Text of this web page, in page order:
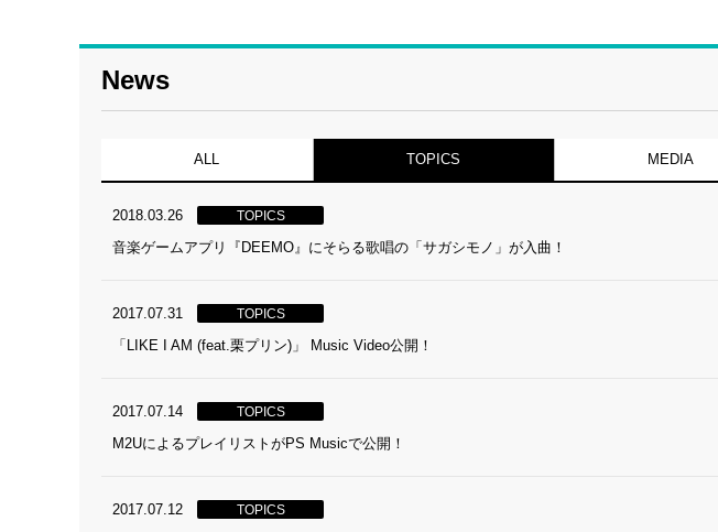
News
ALL TOPICS MEDIA
2018.03.26 TOPICS
音楽ゲームアプリ『DEEMO』にそらる歌唱の「サガシモノ」が入曲！
2017.07.31 TOPICS
「LIKE I AM (feat.栗プリン)」 Music Video公開！
2017.07.14 TOPICS
M2UによるプレイリストがPS Musicで公開！
2017.07.12 TOPICS